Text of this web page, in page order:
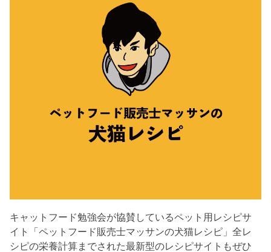
キャットフード勉強会が協賛しているペット用レシピサ
イト「ペットフード販売士マッサンの犬猫レシピ」全レ
シピの栄養計算までされた最新型のレシピサイトもぜひ